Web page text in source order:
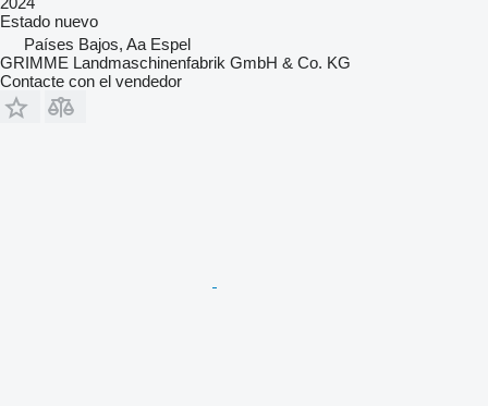
Estado nuevo
Países Bajos, Aa Espel
GRIMME Landmaschinenfabrik GmbH & Co. KG
Contacte con el vendedor